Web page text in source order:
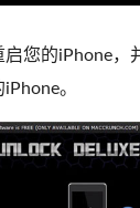
启您的iPhone，
。